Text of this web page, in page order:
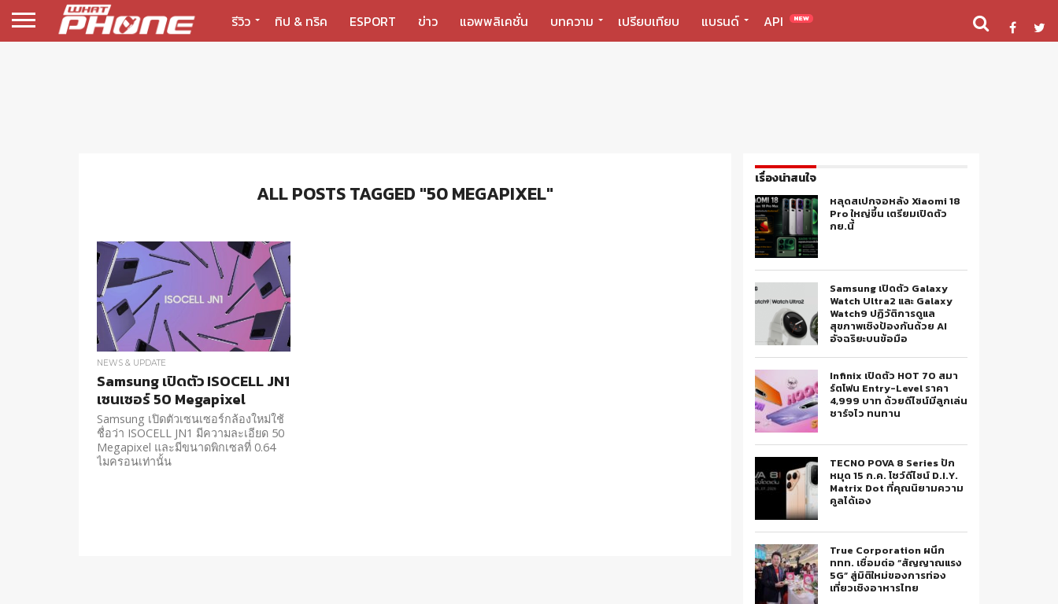
รีวิว ทิป & ทริค ESPORT ข่าว แอพพลิเคชั่น บทความ เปรียบเทียบ แบรนด์ API NEW
ALL POSTS TAGGED "50 MEGAPIXEL"
NEWS & UPDATE
Samsung เปิดตัว ISOCELL JN1
เซนเซอร์ 50 Megapixel
Samsung เปิดตัวเซนเซอร์กล้องใหม่ใช้
ชื่อว่า ISOCELL JN1 มีความละเอียด 50
Megapixel และมีขนาดพิกเซลที่ 0.64
ไมครอนเท่านั้น
เรื่องน่าสนใจ
หลุดสเปกจอหลัง Xiaomi 18
Pro ใหญ่ขึ้น เตรียมเปิดตัว
กย.นี้
Samsung เปิดตัว Galaxy
Watch Ultra2 และ Galaxy
Watch9 ปฏิวัติการดูแล
สุขภาพเชิงป้องกันด้วย AI
อัจฉริยะบนข้อมือ
Infinix เปิดตัว HOT 70 สมา
ร์ตโฟน Entry-Level ราคา
4,999 บาท ด้วยดีไซน์มีลูกเล่น
ชาร์จไว ทนทาน
TECNO POVA 8 Series ปัก
หมุด 15 ก.ค. โชว์ดีไซน์ D.I.Y.
Matrix Dot ที่คุณนิยามความ
คูลได้เอง
True Corporation ผนึก
ททท. เชื่อมต่อ “สัญญาณแรง
5G” สู่มิติใหม่ของการท่อง
เที่ยวเชิงอาหารไทย